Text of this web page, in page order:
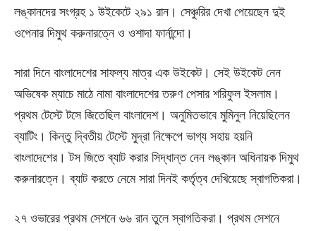
লঙ্কানদের সংগ্রহ ১ উইকেটে ২৯১ রান। সেঞ্চুরির দেখা পেয়েছেন দুই
ওপেনার দিমুথ করুনারত্নে ও ওশাদা ফার্নান্দো।
সারা দিনে বাংলাদেশের সাফল্য মাত্র এক উইকেট। সেই উইকেট নেন
অভিষেক ম্যাচে মাঠে নামা বাংলাদেশের তরুণ পেসার শরিফুল ইসলাম।
প্রথম টেস্টে টসে জিতেছিল বাংলাদেশ। অনুমিতভাবে মুমিনুল নিয়েছিলেন
ব্যাটিং। কিন্তু দ্বিতীয় টেস্টে মুদ্রা নিক্ষেপে ভাগ্য সহায় হয়নি
বাংলাদেশের। টস জিতে ব্যাট করার সিদ্ধান্ত নেন লঙ্কান অধিনায়ক দিমুথ
করুনারত্নে। ব্যাট করতে নেমে সারা দিনই কর্তৃত্ব দেখিয়েছে স্বাগতিকরা।
২৭ ওভারের প্রথম সেশনে ৬৬ রান তুলে স্বাগতিকরা। প্রথম সেশনে